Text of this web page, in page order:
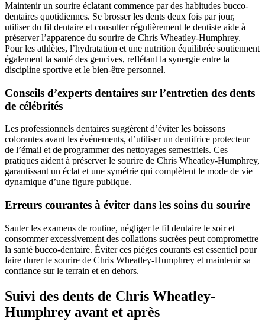
Maintenir un sourire éclatant commence par des habitudes bucco-
dentaires quotidiennes. Se brosser les dents deux fois par jour,
utiliser du fil dentaire et consulter régulièrement le dentiste aide à
préserver l’apparence du sourire de Chris Wheatley-Humphrey.
Pour les athlètes, l’hydratation et une nutrition équilibrée soutiennent
également la santé des gencives, reflétant la synergie entre la
discipline sportive et le bien-être personnel.
Conseils d’experts dentaires sur l’entretien des dents
de célébrités
Les professionnels dentaires suggèrent d’éviter les boissons
colorantes avant les événements, d’utiliser un dentifrice protecteur
de l’émail et de programmer des nettoyages semestriels. Ces
pratiques aident à préserver le sourire de Chris Wheatley-Humphrey,
garantissant un éclat et une symétrie qui complètent le mode de vie
dynamique d’une figure publique.
Erreurs courantes à éviter dans les soins du sourire
Sauter les examens de routine, négliger le fil dentaire le soir et
consommer excessivement des collations sucrées peut compromettre
la santé bucco-dentaire. Éviter ces pièges courants est essentiel pour
faire durer le sourire de Chris Wheatley-Humphrey et maintenir sa
confiance sur le terrain et en dehors.
Suivi des dents de Chris Wheatley-
Humphrey avant et après